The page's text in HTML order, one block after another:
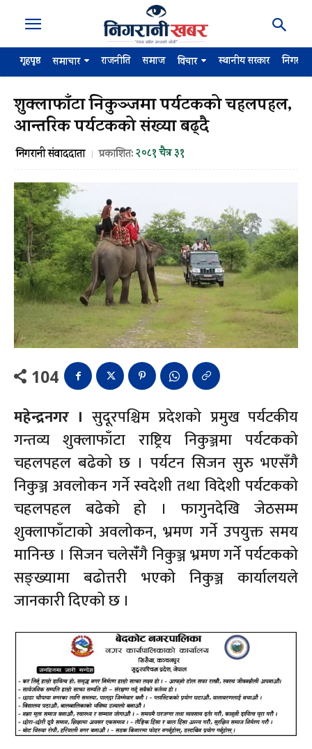
गृहपृष्ठ समाचार राजनीति समाज विचार स्थानीय सरकार
शुक्लाफाँटा निकुञ्जमा पर्यटकको चहलपहल,
आन्तरिक पर्यटकको संख्या बढ्दै
निगरानी संवाददाता प्रकाशित:२०८१ चैत्र ३१
104
महेन्द्रनगर । सुदूरपश्चिम प्रदेशको प्रमुख पर्यटकीय
गन्तव्य शुक्लाफाँटा राष्ट्रिय निकुञ्जमा पर्यटकको
चहलपहल बढेको छ । पर्यटन सिजन सुरु भएसँगै
निकुञ्ज अवलोकन गर्ने स्वदेशी तथा विदेशी पर्यटकको
चहलपहल बढेको हो । फागुनदेखि जेठसम्म
शुक्लाफाँटाको अवलोकन, भ्रमण गर्ने उपयुक्त समय
मानिन्छ । सिजन चलेसंँगै निकुञ्ज भ्रमण गर्ने पर्यटकको
सङ्ख्यामा बढोत्तरी भएको निकुञ्ज कार्यालयले
जानकारी दिएको छ ।